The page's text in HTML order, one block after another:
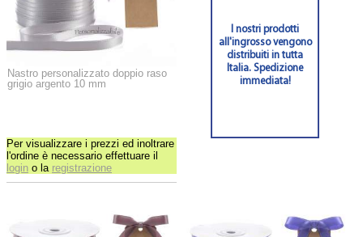
Nastro personalizzato doppio raso
grigio argento 10 mm
Per visualizzare i prezzi ed inoltrare
l'ordine è necessario effettuare il
login o la registrazione
I nostri prodotti
all'ingrosso vengono
distribuiti in tutta
Italia. Spedizione
immediata!